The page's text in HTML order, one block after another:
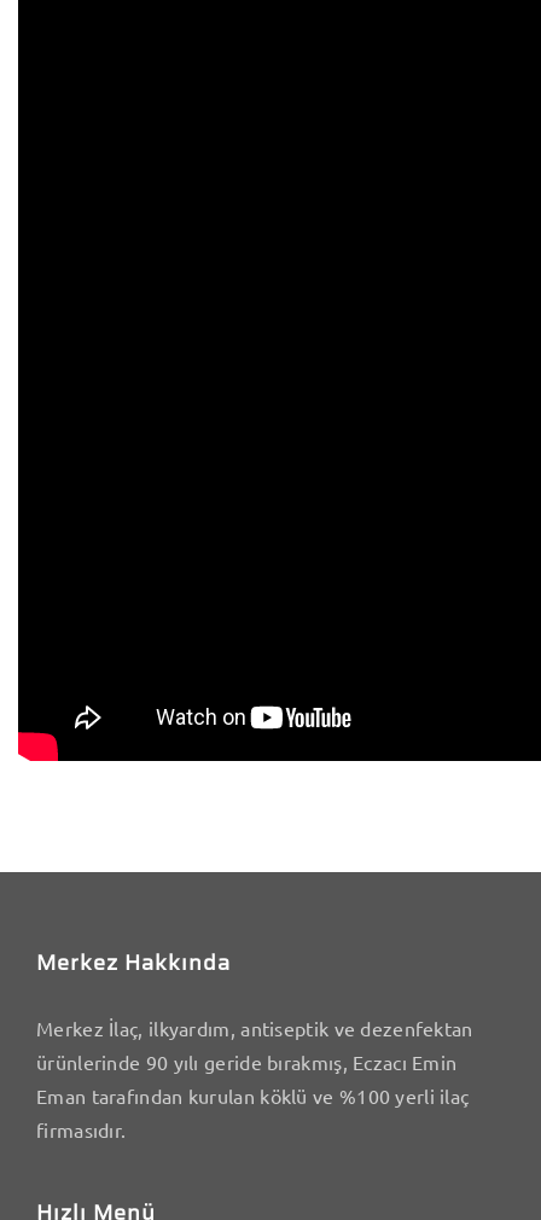
Merkez Hakkında
Merkez İlaç, ilkyardım, antiseptik ve dezenfektan
ürünlerinde 90 yılı geride bırakmış, Eczacı Emin
Eman tarafından kurulan köklü ve %100 yerli ilaç
firmasıdır.
Hızlı Menü